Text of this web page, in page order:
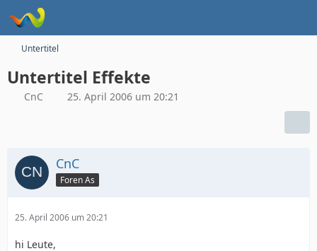
Untertitel
Untertitel Effekte
CnC 25. April 2006 um 20:21
CnC
Foren As
25. April 2006 um 20:21
hi Leute,